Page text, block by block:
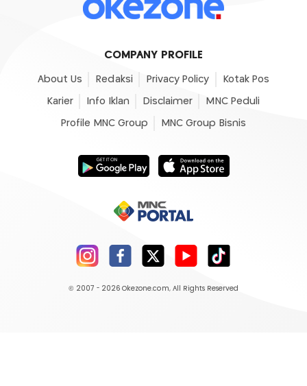
COMPANY PROFILE
About Us Redaksi Privacy Policy Kotak Pos
Karier Info Iklan Disclaimer MNC Peduli
Profile MNC Group MNC Group Bisnis
© 2007 - 2026 Okezone.com, All Rights Reserved